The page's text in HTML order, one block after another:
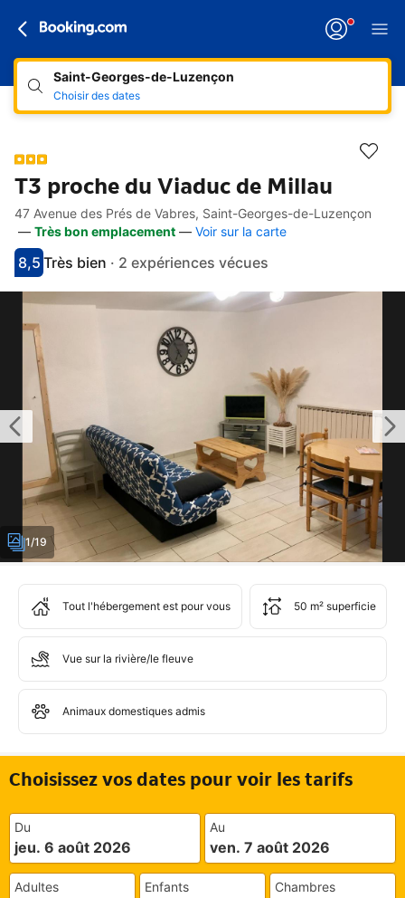
Saint-Georges-de-Luzençon
Choisir des dates
T3 proche du Viaduc de Millau
Accès rapides
Aller à la description
Aller aux équipements
Aller aux hébergements
Aller aux conditions
47 Avenue des Prés de Vabres, Saint-Georges-de-Luzençon
— Très bon emplacement — Voir sur la carte
Avec une note de 8.5
8,5
très bienTrès bien · 2 expériences vécues
1/19
Tout l'hébergement est pour vous 50 m² superficie
Vue sur la rivière/le fleuve
Animaux domestiques admis
Choisissez vos dates pour voir les tarifs
Du
jeu. 6 août 2026
Au
ven. 7 août 2026
Adultes Enfants Chambres